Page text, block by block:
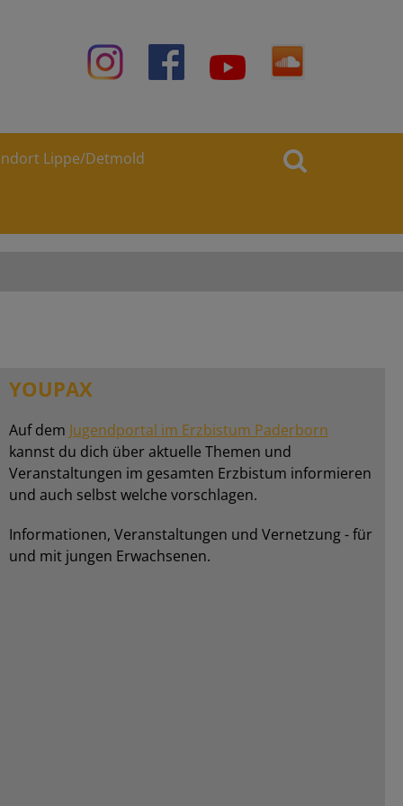
Lippe/Detmold
YOUPAX
Auf dem Jugendportal im Erzbistum Paderborn
kannst du dich über aktuelle Themen und
Veranstaltungen im gesamten Erzbistum informieren
und auch selbst welche vorschlagen.
Informationen, Veranstaltungen und Vernetzung - für
und mit jungen Erwachsenen.